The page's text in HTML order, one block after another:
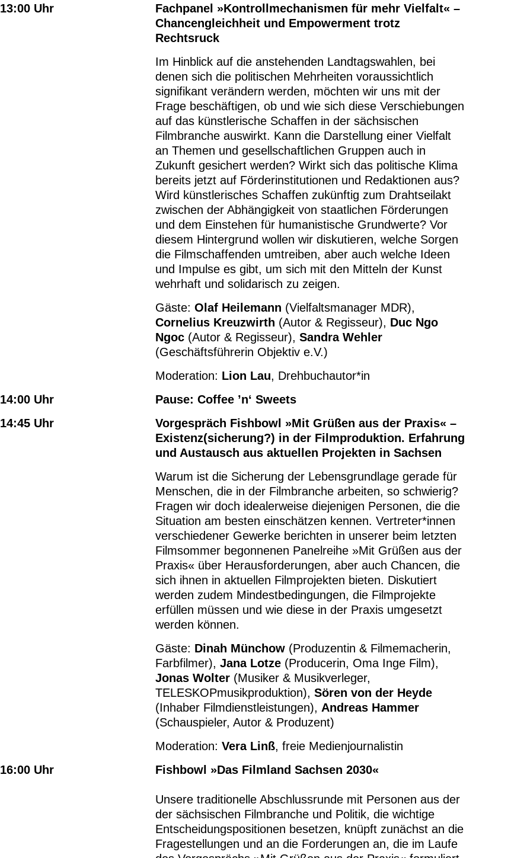
13:00 Uhr
Fachpanel »Kontrollmechanismen für mehr Vielfalt« –
Chancengleichheit und Empowerment trotz
Rechtsruck
Im Hinblick auf die anstehenden Landtagswahlen, bei
denen sich die politischen Mehrheiten voraussichtlich
signifikant verändern werden, möchten wir uns mit der
Frage beschäftigen, ob und wie sich diese Verschiebungen
auf das künstlerische Schaffen in der sächsischen
Filmbranche auswirkt. Kann die Darstellung einer Vielfalt
an Themen und gesellschaftlichen Gruppen auch in
Zukunft gesichert werden? Wirkt sich das politische Klima
bereits jetzt auf Förderinstitutionen und Redaktionen aus?
Wird künstlerisches Schaffen zukünftig zum Drahtseilakt
zwischen der Abhängigkeit von staatlichen Förderungen
und dem Einstehen für humanistische Grundwerte? Vor
diesem Hintergrund wollen wir diskutieren, welche Sorgen
die Filmschaffenden umtreiben, aber auch welche Ideen
und Impulse es gibt, um sich mit den Mitteln der Kunst
wehrhaft und solidarisch zu zeigen.
Gäste:Olaf Heilemann (Vielfaltsmanager MDR),
Cornelius Kreuzwirth (Autor & Regisseur), Duc Ngo
Ngoc (Autor & Regisseur),Sandra Wehler
(Geschäftsführerin Objektiv e.V.)
Moderation: Lion Lau, Drehbuchautor*in
14:00 Uhr
Pause: Coffee ’n‘ Sweets
14:45 Uhr
Vorgespräch Fishbowl »Mit Grüßen aus der Praxis« –
Existenz(sicherung?) in der Filmproduktion. Erfahrung
und Austausch aus aktuellen Projekten in Sachsen
Warum ist die Sicherung der Lebensgrundlage gerade für
Menschen, die in der Filmbranche arbeiten, so schwierig?
Fragen wir doch idealerweise diejenigen Personen, die die
Situation am besten einschätzen kennen. Vertreter*innen
verschiedener Gewerke berichten in unserer beim letzten
Filmsommer begonnenen Panelreihe »Mit Grüßen aus der
Praxis« über Herausforderungen, aber auch Chancen, die
sich ihnen in aktuellen Filmprojekten bieten. Diskutiert
werden zudem Mindestbedingungen, die Filmprojekte
erfüllen müssen und wie diese in der Praxis umgesetzt
werden können.
Gäste: Dinah Münchow (Produzentin & Filmemacherin,
Farbfilmer),Jana Lotze (Producerin, Oma Inge Film),
Jonas Wolter (Musiker & Musikverleger,
TELESKOPmusikproduktion),Sören von der Heyde
(Inhaber Filmdienstleistungen), Andreas Hammer
(Schauspieler, Autor & Produzent)
Moderation:Vera Linß, freie Medienjournalistin
16:00 Uhr
Fishbowl »Das Filmland Sachsen 2030«
Unsere traditionelle Abschlussrunde mit Personen aus der
der sächsischen Filmbranche und Politik, die wichtige
Entscheidungspositionen besetzen, knüpft zunächst an die
Fragestellungen und an die Forderungen an, die im Laufe